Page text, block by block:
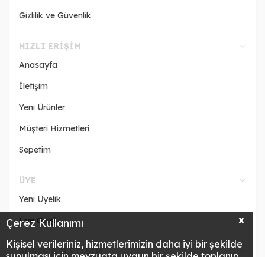
X
Çerez Kullanımı
Kişisel verileriniz, hizmetlerimizin daha iyi bir şekilde
Gizlilik ve Güvenlik
HIZLI ERIŞIM
Anasayfa
İletişim
Yeni Ürünler
Müşteri Hizmetleri
Sepetim
ÜYE
Yeni Üyelik
Üye Girişi
ADRES & İLETİŞİM